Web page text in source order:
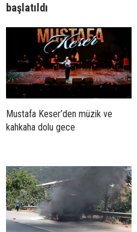
başlatıldı
Mustafa Keser’den müzik ve
kahkaha dolu gece